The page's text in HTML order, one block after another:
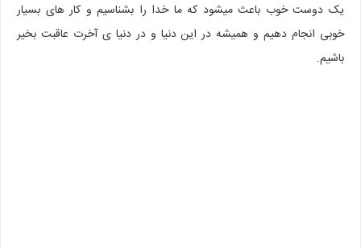
یک دوست خوب باعث میشود که ما خدا را بشناسیم و کار های بسیار
خوبی انجام دهیم و همیشه در این دنیا و در دنیا ی آخرت عاقبت بخیر
باشیم.